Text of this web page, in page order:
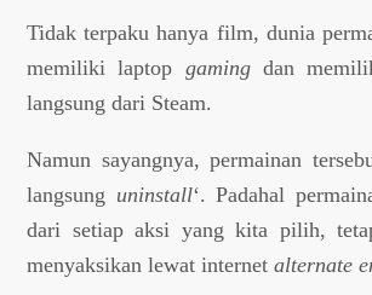
Tidak terpaku hanya film, dunia
memiliki laptop gamingdan
langsung dari Steam.
Namun sayangnya, permainan
langsung uninstall‘. Padahal
dari setiap aksi yang kita pilih,
menyaksikan lewat internetalternate